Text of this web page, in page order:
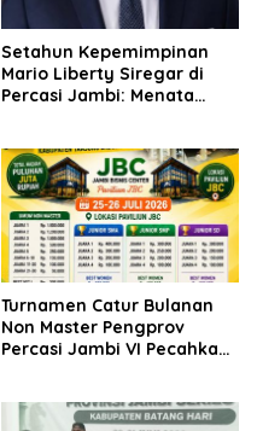
Setahun Kepemimpinan
Mario Liberty Siregar di
Percasi Jambi: Menata
Turnamen Catur Bulanan
Non Master Pengprov
Percasi Jambi VI Pecahkan